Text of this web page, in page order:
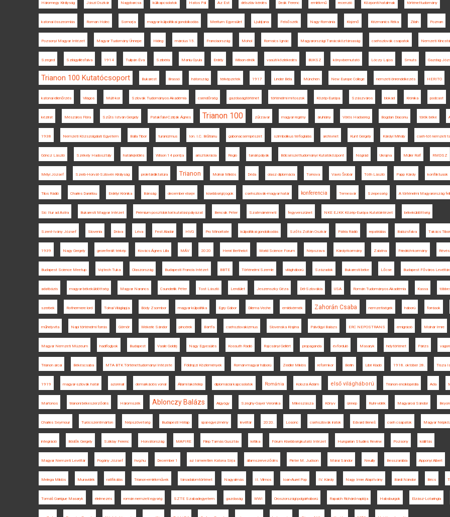
Háromegy Királyság Jászi Oszkár Nagybarcsa külkapcsolatok Hatos Pál Az Est délszláv kérdés Deák Ferenc emlékmű recenzió Központi hatalmak történettudomány
katonai összeomlás Roman Holec Somorja magyar külpolitikai gondolkodás Meritum Egyesület Ljubljana Felsőszék Nagy-Románia Kisjenő Krizmanics Réka Zilah Poznan
Pozsonyi Magyar Intézet Magyar Tudomány Ünnepe Hideg március 15. Franciaország Mohol Romsics Ignác Magyarországi Tanácsköztársaság csehszlovák csapatok Nemzeti
Szeged Szilágyillésfalva 1914 Tulipán Éva Szibéria Maniu Gyula Erdély Wilson elnök vasúti közlekedés BUKSZ könyvbemutató Lóczy Lajos Smuts Gazdag
Trianon 100 Kutatócsoport Bukarest Brassó hátország térképzetek 1917 Linder Béla München New Europe College nemzeti önrendelkezés HERITO
katonai ellenőrzés Világos Múlt-kor Szlovák Tudományos Akadémia csendőrség gazdaságtörténet történelmi mítoszok Közép-Európa Szászváros blokád Krónika podcast
kézirat Mészáros Flóra Szűts István Gergely Patakfalvi-Czirják Ágnes Trianon 100 zűrzavar magyar regény áruhiány Vörös Hadsereg Bogdan Diaconu török béke
1938 Nemzeti Közszolgálati Egyetem Balla Tibor turanizmus Ion. I.C. Brătianu gabonacsempészet szimbolikus térfoglalás archívnet Kunt Gergely Károlyi Mihály cseh-tót nemzeti
Göncz László Székely Hadosztály határkijelölés Wilson 14 pontja arisztokrácia Regio tanári pályák Bölcsészettudományi Kutatóközpont Nógrád Ukrajna Müller Rolf RMDSZ
Mélyi József Szerb-Horvát-Szlovén Királyság proletárdiktatúra Trianon Molnár Miklós Déda olasz diplomácia Tornova Vavro Šrobár Tóth László Papp Károly konfliktusok
Tilos Rádió Charles Daniélou Erdélyi Krónika Bánság december elseje kisebbségi jogok csehszlovák-magyar határ konferencia Temesvár Szepesség A történelmi Magyarország
Sic Itur ad Astra Bukaresti Magyar Intézet Prémium posztdoktori kutatási pályázat Bencsik Péter Szatmárnémeti fegyverszünet NKE EJKK Közép-Európa Kutatóintézet békeküldöttség
Szent-Ivány József Slovenia Dráva Léva Fest Aladár HVG Pro Minoritate külpolitikai gondolkodás Szőts Zoltán Oszkár Pátria Rádió repatriálás Balázsfalva Takács Tibor
1939 Nagy Gergely georeferált térkép Kovács Ágnes Lilla MÁV 2020 Henri Berthelot World Science Forum Népszava Károlyi-kormány Zalatna Friedrich-kormány
Budapest Science Meetup Vojtech Tuka Olaszország Budapesti Francia Intézet BBTE Történelmi Szemle világháború Századok Bukaresti béke Lőcse Budapest Főváros
adatbázis magyar békeküldöttség Magyar Narancs Csunderlik Péter Tost László Lendület Jeszenszky Géza Dél-Szlovákia USA Román Tudományos Akadémia Kassa
szerbek Rothermere lord Tolnai Világlapja Bódy Zsombor magyar külpolitika Egry Gábor Dilema Veche emlékérmék Zahorán Csaba nemzetiségek háború források
műhelyvita Napi történelmi forrás Gömör Wekerle Sándor pincérek Bártfa csehszlovakizmus Slovenska Krajina Pálvölgyi Balázs ERC NEPOSTRANS emigráció Molnár Imre
Magyar Nemzeti Múzeum hadifoglyok Budapest Vasile Goldiș Nagy Egyesülés Kossuth Rádió Rajcsányi Gellért propaganda évforduló Masaryk helytörténet Párizs
Trianon arcai Békéscsaba MTA BTK Történettudományi Intézete Földrajzi Közlemények Román-magyar háború Zeidler Miklós reformkor Berlin Libri Kiadó 1918. október 28. Tisza
1919 magyar-szlovák határ azonnali demarkációs vonal Állami lakótelep diplomáciai kapcsolatok Románia Kolozsi Ádám első világháború Trianon enciklopédia Ada
Martonos trianoni békeszerződés Háromszék Ablonczy Balázs Algyógy Szeghy-Gayer Veronika Mikeszásza Könyv ünnep Ruhr-vidék Magyarosi Sándor
Charles Seymour Turócszentmárton Népszövetség Budapesti Hírlap spai egyezmény levéltár 2020. Losonc csehszlovák iratok Edvard Beneš cseh csapatok Magyar
integráció Bödők Gergely Sziklay Ferenc Horvátország MAPIRE Filep Tamás Gusztáv kritika Fórum Kisebbségkutató Intézet Hungarian Studies Review Pozsony kiállítás
Magyar Nemzeti Levéltár Pogány József hvg.hu December 1 az Ismeretlen Katona Sírja államszerveződés Pieter M. Judson Márai Sándor Neuilly Besszarábia Apponyi Albert
Melega Miklós Muravidék ratifikálás Trianon-emlékművek társadalomtörténet Nagyalmás II. Vilmos Ioan-Aurel Pop IV. Károly Nagy Imre Alapítvány Bárdi Nándor Bécs
Tomáš Garrigue Masaryk élelmezés román nemzeti egység SZTE Szabadegyetem gazdaság WWI Oroszországi polgárháború Rapaich Richárd naplója Habsburgok Elzász-Lotaringia